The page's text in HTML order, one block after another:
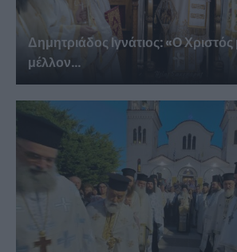
Δημητριάδος Ιγνάτιος: «Ο Χριστός
μέλλον...